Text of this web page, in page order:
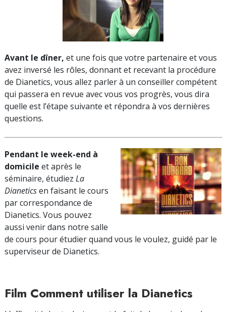
Avant le dîner, et une fois que votre partenaire et vous
avez inversé les rôles, donnant et recevant la procédure
de Dianetics, vous allez parler à un conseiller compétent
qui passera en revue avec vous vos progrès, vous dira
quelle est l’étape suivante et répondra à vos dernières
questions.
Pendant le week-end à
domicile et après le
séminaire, étudiez La
Dianeticsen faisant le cours
par correspondance de
Dianetics. Vous pouvez
aussi venir dans notre salle
de cours pour étudier quand vous le voulez, guidé par le
superviseur de Dianetics.
Film Comment utiliser la Dianetics